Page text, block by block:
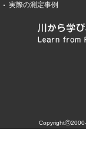
実際の測定事例
Copyrightⓒ2000-